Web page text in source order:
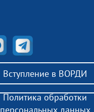
Вступление в ВОРДИ
Политика обработки